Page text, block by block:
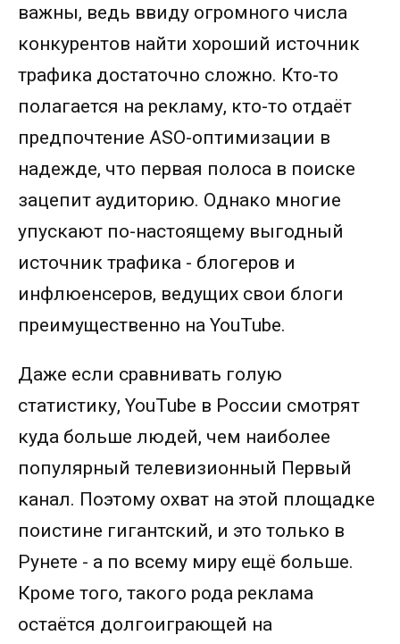
важны, ведь ввиду огромного числа
конкурентов найти хороший источник
трафика достаточно сложно. Кто-то
полагается на рекламу, кто-то отдаёт
предпочтение ASO-оптимизации в
надежде, что первая полоса в поиске
зацепит аудиторию. Однако многие
упускают по-настоящему выгодный
источник трафика - блогеров и
инфлюенсеров, ведущих свои блоги
преимущественно на YouTube.
Даже если сравнивать голую
статистику, YouTube в России смотрят
куда больше людей, чем наиболее
популярный телевизионный Первый
канал. Поэтому охват на этой площадке
поистине гигантский, и это только в
Рунете - а по всему миру ещё больше.
Кроме того, такого рода реклама
остаётся долгоиграющей на